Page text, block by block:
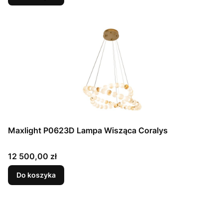
Maxlight P0623D Lampa Wisząca Coralys
Cena
12 500,00 zł
Do koszyka